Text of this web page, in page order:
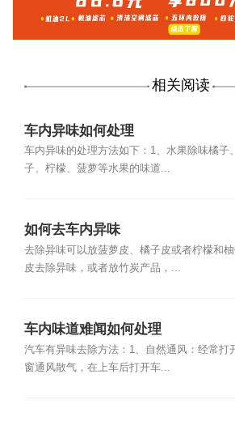
相关阅读
车内异味如何处理
车内异味的处理方法如下：1、水果除味橘子
子、柠檬、菠萝等水果的味道...
如何去车内异味
去除异味可以放菠萝皮、橘子皮或者柠檬和
皮去除异味，或者放竹炭产品，...
车内味道难闻如何处理
汽车有异味去除方法：1、自然通风：经常打
窗通风散气，在上车后打开车...